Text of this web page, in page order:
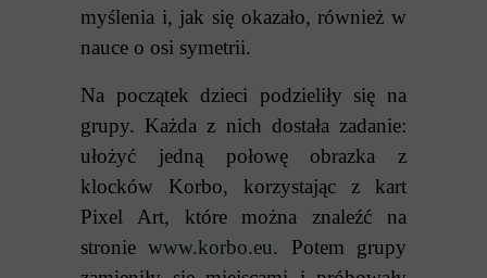
myślenia i, jak się okazało, również w
nauce o osi symetrii.
Na początek dzieci podzieliły się na
grupy. Każda z nich dostała zadanie:
ułożyć jedną połowę obrazka z
klocków Korbo, korzystając z kart
Pixel Art, które można znaleźć na
stroniewww.korbo.eu. Potem grupy